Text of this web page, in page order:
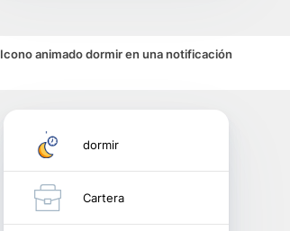
Icono animado dormir en una notificación
dormir
Cartera